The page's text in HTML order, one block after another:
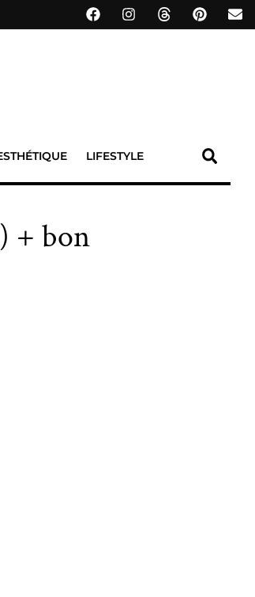
LIFESTYLE
+ bon